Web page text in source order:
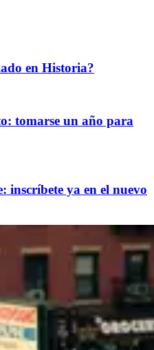
en Historia?
tomarse un año para
inscríbete ya en el nuevo